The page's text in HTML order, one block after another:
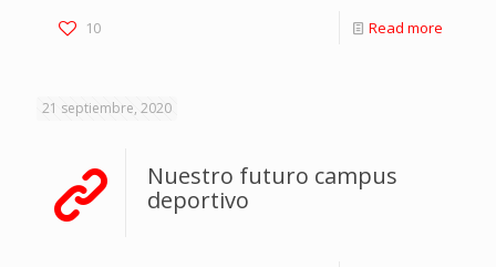
10 Read more
21 septiembre, 2020
Nuestro futuro campus
deportivo